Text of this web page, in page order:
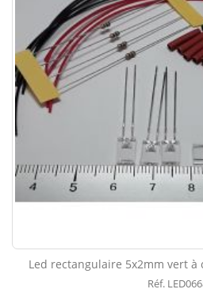
Led rectangulaire 5x2mm vert
Réf.